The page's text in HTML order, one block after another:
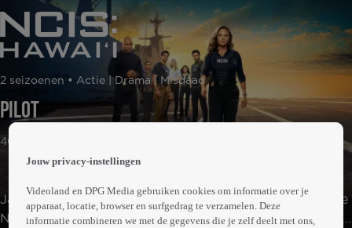
page
2 seizoenen • Actie | Drama | Misdaad
Pilot
40min
Jane Tennant is de eerste vrouw die leiding geeft aan de
Naval Criminal Investigative Service op de Amerikaanse
Jouw privacy-instellingen
Videoland en DPG Media gebruiken cookies om informatie over je
apparaat, locatie, browser en surfgedrag te verzamelen. Deze
informatie combineren we met de gegevens die je zelf deelt met ons,